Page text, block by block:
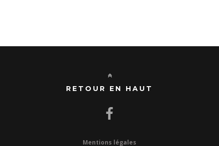
RETOUR EN HAUT
Mentions légales